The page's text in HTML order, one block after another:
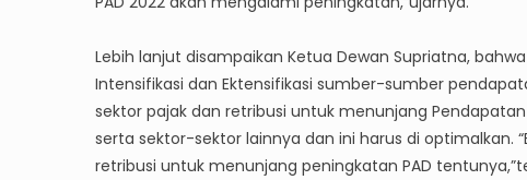
Lebih lanjut disampaikan Ketua Dewan Supriatna,
Intensifikasi dan Ektensifikasi sumber-sumber
sektor pajak dan retribusi untuk menunjang
serta sektor-sektor lainnya dan ini harus di optimalkan.
retribusi untuk menunjang peningkatan PAD